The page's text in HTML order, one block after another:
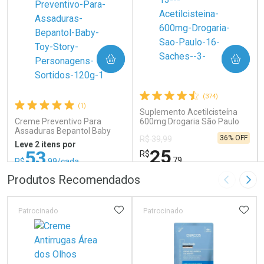
(1)
Creme Preventivo Para
Assaduras Bepantol Baby
Toy Story Personagens
Sortidos 120g
Leve 2 itens por
R$53,99/cada
COMPRAR
FECHAR
FECHAR
Por Menos
(374)
Suplemento Acetilcisteína
600mg Drogaria São Paulo
R$ 39,99
R$25,79
36% OFF
COMPRAR
Por Menos
Produtos Recomendados Imagem
Patrocinado ADICIONAR AOS FAVORITOS
Patrocinado